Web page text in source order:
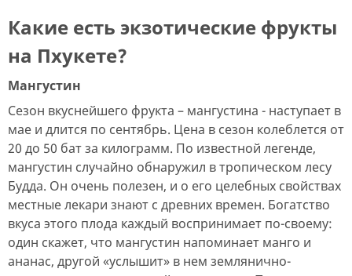
Какие есть экзотические фрукты
на Пхукете?
Мангустин
Сезон вкуснейшего фрукта – мангустина - наступает в
мае и длится по сентябрь. Цена в сезон колеблется от
20 до 50 бат за килограмм. По известной легенде,
мангустин случайно обнаружил в тропическом лесу
Будда. Он очень полезен, и о его целебных свойствах
местные лекари знают с древних времен. Богатство
вкуса этого плода каждый воспринимает по-своему:
один скажет, что мангустин напоминает манго и
ананас, другой «услышит» в нем землянично-